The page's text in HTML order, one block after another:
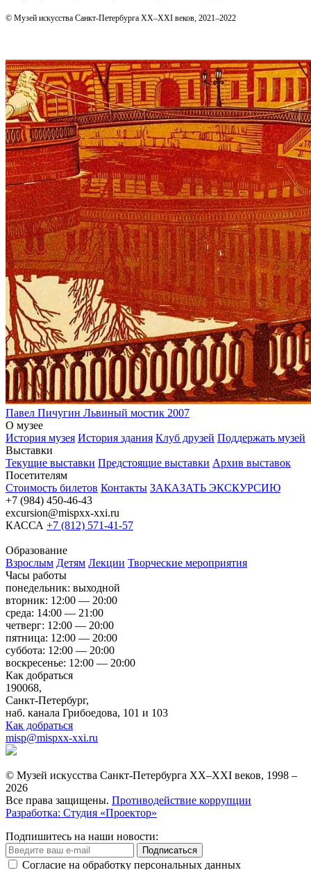
© Музей искусства Санкт-Петербурга XX–XXI веков, 2021–2022
Павел Пичугин Львиный мостик 2007
О музее
История музея История здания Клуб друзей Поддержать музей
Выставки
Текущие выставки Предстоящие выставки Архив выставок
Посетителям
Стоимость билетов Контакты ЗАКАЗАТЬ ЭКСКУРСИЮ
+7 (984) 450-46-43
excursion@mispxx-xxi.ru
КАССА +7 (812) 571-41-57
Образование
Взрослым Детям Лекции Творческие мероприятия
Часы работы
понедельник: выходной
вторник: 12:00 — 20:00
среда: 14:00 — 21:00
четверг: 12:00 — 20:00
пятница: 12:00 — 20:00
суббота: 12:00 — 20:00
воскресенье: 12:00 — 20:00
Как добраться
190068,
Санкт-Петербург,
наб. канала Грибоедова, 101 и 103
Как добраться
misp@mispxx-xxi.ru
© Музей искусства Санкт-Петербурга XX–XXI веков, 1998 –
2026
Все права защищены. Противодействие коррупции
Разработка: Студия «Проектор»
Подпишитесь на наши новости:
Подписаться
Согласие на обработку персональных данных